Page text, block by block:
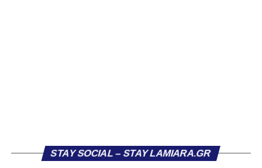
«Ο Α.Ο. Σαρωνικός Αναβύσσου ανακοινώνει την
STAY SOCIAL – STAY LAMIARA.GR